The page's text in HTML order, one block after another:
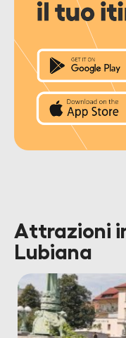
Attrazioni
Lubiana